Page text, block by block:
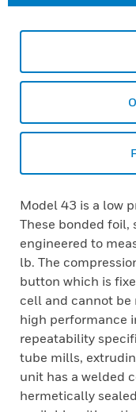
Model 43 is a low
These bonded foil,
engineered to
lb. The
button which is
cell and cannot be
high performance
repeatability
tube mills,
unit has a welded
hermetically